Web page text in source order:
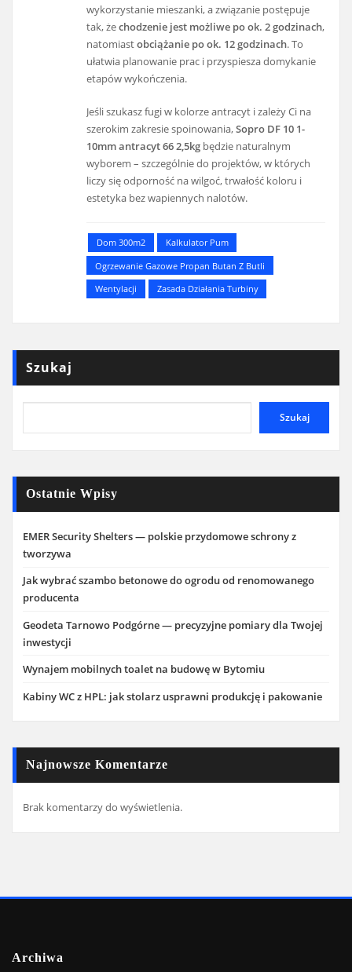
wykorzystanie mieszanki, a związanie postępuje
tak, żechodzenie jest możliwe po ok. 2 godzinach,
natomiastobciążanie po ok. 12 godzinach. To
ułatwia planowanie prac i przyspiesza domykanie
etapów wykończenia.
Jeśli szukasz fugi w kolorze antracyt i zależy Ci na
szerokim zakresie spoinowania,Sopro DF 10 1-
10mm antracyt 66 2,5kg będzie naturalnym
wyborem – szczególnie do projektów, w których
liczy się odporność na wilgoć, trwałość koloru i
estetyka bez wapiennych nalotów.
Dom 300m2
Kalkulator Pum
Ogrzewanie Gazowe Propan Butan Z Butli
Wentylacji
Zasada Działania Turbiny
Szukaj
Szukaj
Ostatnie Wpisy
EMER Security Shelters — polskie przydomowe schrony z
tworzywa
Jak wybrać szambo betonowe do ogrodu od renomowanego
producenta
Geodeta Tarnowo Podgórne — precyzyjne pomiary dla Twojej
inwestycji
Wynajem mobilnych toalet na budowę w Bytomiu
Kabiny WC z HPL: jak stolarz usprawni produkcję i pakowanie
Najnowsze Komentarze
Brak komentarzy do wyświetlenia.
Archiwa